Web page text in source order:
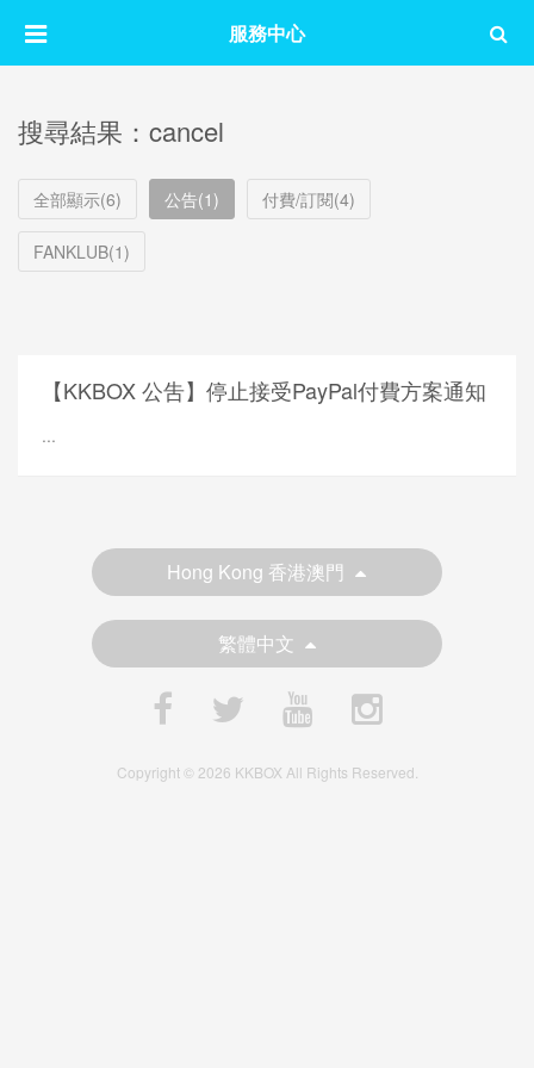
服務中心
搜尋結果：cancel
全部顯示(6) 公告(1) 付費/訂閱(4)
FANKLUB(1)
【KKBOX 公吿】停止接受PayPal付費方案通知
...
Hong Kong 香港澳門
繁體中文
Copyright © 2026 KKBOX All Rights Reserved.